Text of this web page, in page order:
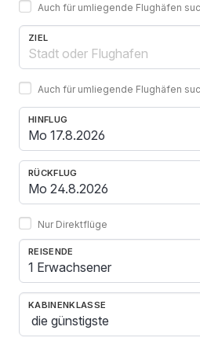
Auch für umliegende Flughäfen
ZIEL
Auch für umliegende Flughäfen
HINFLUG
RÜCKFLUG
Nur Direktflüge
REISENDE
1 Erwachsener
KABINENKLASSE